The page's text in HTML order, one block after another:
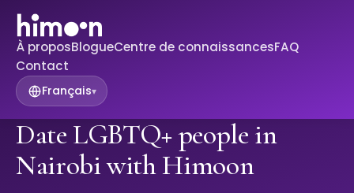
À proposBlogueCentre de connaissancesFAQ
Contact
Français▾
Date LGBTQ+ people in
Nairobi with Himoon